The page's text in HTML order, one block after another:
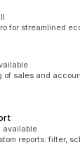
for streamlined
44
of sales and
1901
available
reports: filter,